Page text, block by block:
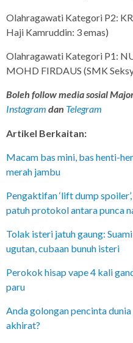
Olahragawati Kategori P2:
Haji Kamruddin: 3 emas)
Olahragawati Kategori P1:
MOHD FIRDAUS (SMK
Boleh follow media sosial
Instagram dan Telegram
Artikel Berkaitan:
Macam bas mini, bas henti-
merah jambu
Pengaktifan ‘lift dump
patuh protokol antara punca
Tolak isteri jatuh gaung:
ugutan, cubaan bunuh isteri
Perokok hisap vape 4 kali
paru
Anda golongan pencinta
akhirat?